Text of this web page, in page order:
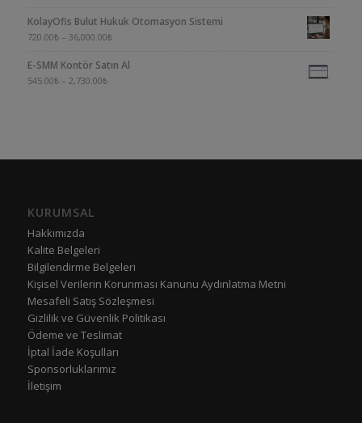
4.00oy aldı
KolayOfis Bulut Hukuk Otomasyon Sistemi
720.00₺ – 36,000.00₺
E-SMM Kontör Satın Al
545.00₺ – 2,730.00₺
KURUMSAL
Hakkımızda
Kalite Belgeleri
Bilgilendirme Belgeleri
Kişisel Verilerin Korunması Kanunu Aydınlatma Metni
Mesafeli Satış Sözleşmesi
Gizlilik ve Güvenlik Politikası
Ödeme ve Teslimat
İptal İade Koşulları
Sponsorluklarımız
İletişim